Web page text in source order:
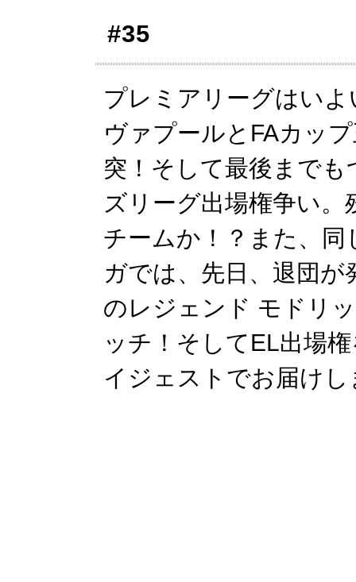
#35
プレミアリーグはい
ヴァプールとFAカッ
突！そして最後まで
ズリーグ出場権争い
チームか！？また、
ガでは、先日、退団
のレジェンド モドリ
ッチ！そしてEL出場
イジェストでお届けし